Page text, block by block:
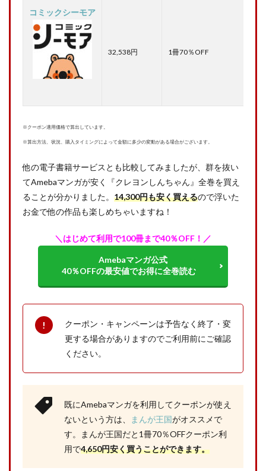
コミックシーモア
32,538円 1冊70％OFF
※クーポン適用価格で算出しています。
※算出方法、状況、購入タイミングによって金額に多少の変動がある場合がございます。
他の電子書籍サービスとも比較してみましたが、群を抜い
てAmebaマンガが安く『クレヨンしんちゃん』全巻を買え
ることが分かりました。 14,300円も安く買えるので浮いた
お金で他の作品も楽しめちゃいますね！
＼はじめて利用で100冊まで40％OFF！／
Amebaマンガ公式
40％OFFの最安値でお得に全巻読む
クーポン・キャンペーンは予告なく終了・変
更する場合がありますのでご利用前にご確認
ください。
既にAmebaマンガを利用してクーポンが使え
ないという方は、
まんが王国がオススメで
す。まんが王国だと1冊70％OFFクーポン利
用で4,650円安く買うことができます。